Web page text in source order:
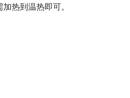
热到温热即可。